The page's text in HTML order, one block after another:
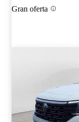
Gran oferta